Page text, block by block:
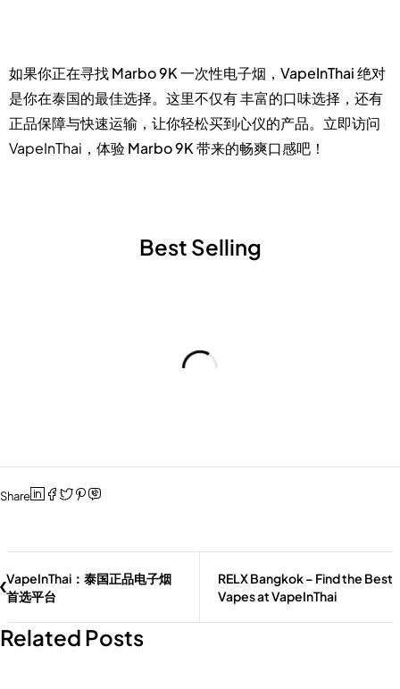
如果你正在寻找Marbo 9K 一次性电子烟 ， VapeInThai绝对
是你在泰国的最佳选择。这里不仅有丰富的口味选择 ，还有
正品保障与快速运输 ，让你轻松买到心仪的产品。立即访问
VapeInThai，体验Marbo 9K带来的畅爽口感吧！
Best Selling
Share
VapeInThai：泰国正品电子烟
首选平台
RELX Bangkok – Find the Best
Vapes at VapeInThai
Related Posts